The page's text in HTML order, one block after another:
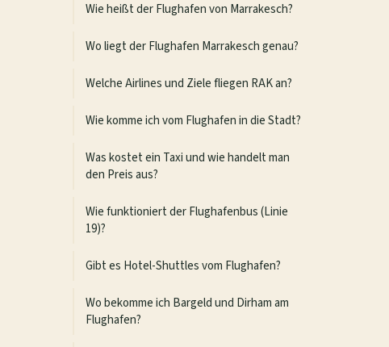
Wie heißt der Flughafen von Marrakesch?
Wo liegt der Flughafen Marrakesch genau?
Welche Airlines und Ziele fliegen RAK an?
Wie komme ich vom Flughafen in die Stadt?
Was kostet ein Taxi und wie handelt man
den Preis aus?
Wie funktioniert der Flughafenbus (Linie
19)?
Gibt es Hotel-Shuttles vom Flughafen?
Wo bekomme ich Bargeld und Dirham am
Flughafen?